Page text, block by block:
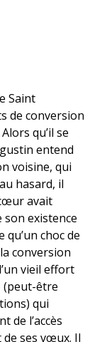
Saint
de conversion
qu’il se
entend
voisine, qui
hasard, il
avait
existence
choc de
conversion
vieil effort
(peut-être
qui
de l’accès
de ses vœux. Il